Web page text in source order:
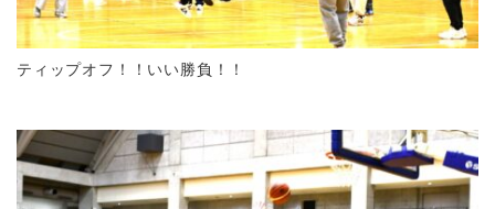
ティップオフ！！いい勝負！！